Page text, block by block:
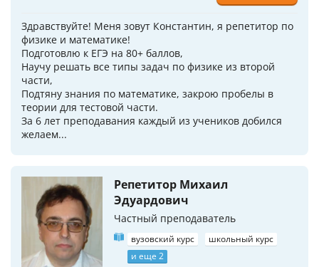
Здравствуйте! Меня зовут Константин, я репетитор по
физике и математике!
Подготовлю к ЕГЭ на 80+ баллов,
Научу решать все типы задач по физике из второй
части,
Подтяну знания по математике, закрою пробелы в
теории для тестовой части.
За 6 лет преподавания каждый из учеников добился
желаем...
Репетитор Михаил
Эдуардович
Частный преподаватель
вузовский курс
школьный курс
и еще 2